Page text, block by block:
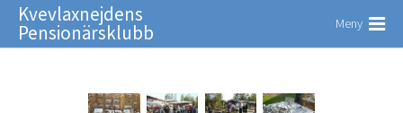
Kvevlaxnejdens
Pensionärsklubb Meny